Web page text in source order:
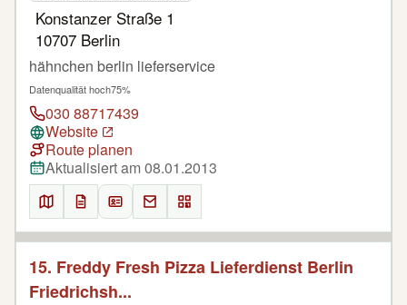
Konstanzer Straße 1
10707 Berlin
hähnchen berlin lieferservice
Datenqualität hoch75%
030 88717439
Website
Route planen
Aktualisiert am 08.01.2013
15. Freddy Fresh Pizza Lieferdienst Berlin
Friedrichsh...